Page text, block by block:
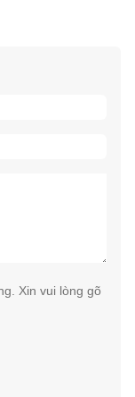
Xin vui lòng gõ